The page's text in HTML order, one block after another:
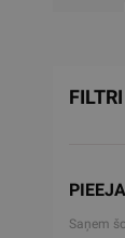
FILTRI
Saņem